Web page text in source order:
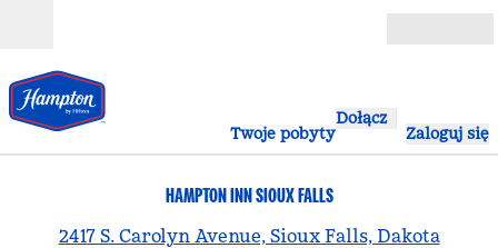
Twoje pobyty
Dołącz
Zaloguj się
HAMPTON INN SIOUX FALLS
2417 S. Carolyn Avenue, Sioux Falls, Dakota